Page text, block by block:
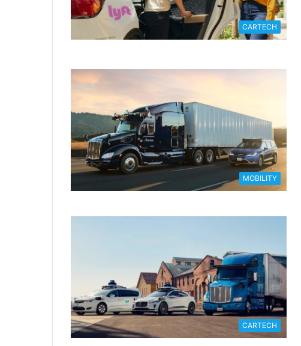
CARTECH
MOBILITY
CARTECH